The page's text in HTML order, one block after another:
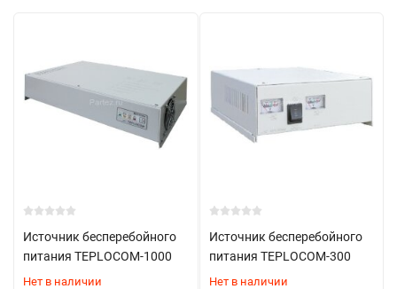
Источник бесперебойного
питания TEPLOCOM-1000
Нет в наличии
Источник бесперебойного
питания TEPLOCOM-300
Нет в наличии